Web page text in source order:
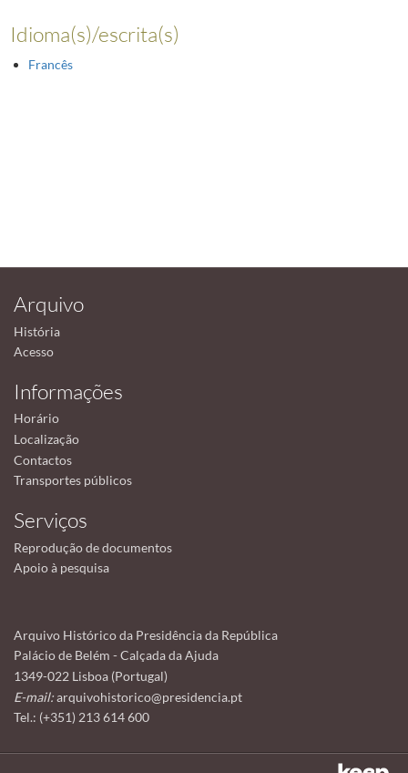
Idioma(s)/escrita(s)
Francês
Arquivo
História
Acesso
Informações
Horário
Localização
Contactos
Transportes públicos
Serviços
Reprodução de documentos
Apoio à pesquisa
Arquivo Histórico da Presidência da República
Palácio de Belém - Calçada da Ajuda
1349-022 Lisboa (Portugal)
E-mail:arquivohistorico@presidencia.pt
Tel.: (+351) 213 614 600